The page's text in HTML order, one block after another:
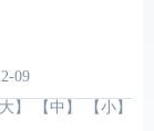
09
大 】 【 中 】 【 小 】